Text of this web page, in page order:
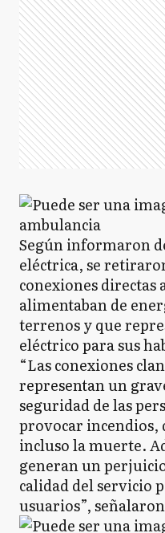
SP San
Z Zárate
AB
A
B
B
B
Según informaron
eléctrica, se
conexiones directas
alimentaban de
terrenos y que
eléctrico para sus
“Las conexiones
representan un
seguridad de las
provocar incendios,
incluso la muerte.
generan un
calidad del servicio
usuarios”,